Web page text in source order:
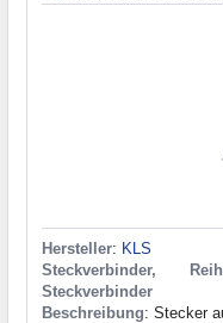
Hersteller: KLS
Steckverbinder,
Steckverbinder
Beschreibung: Stecker